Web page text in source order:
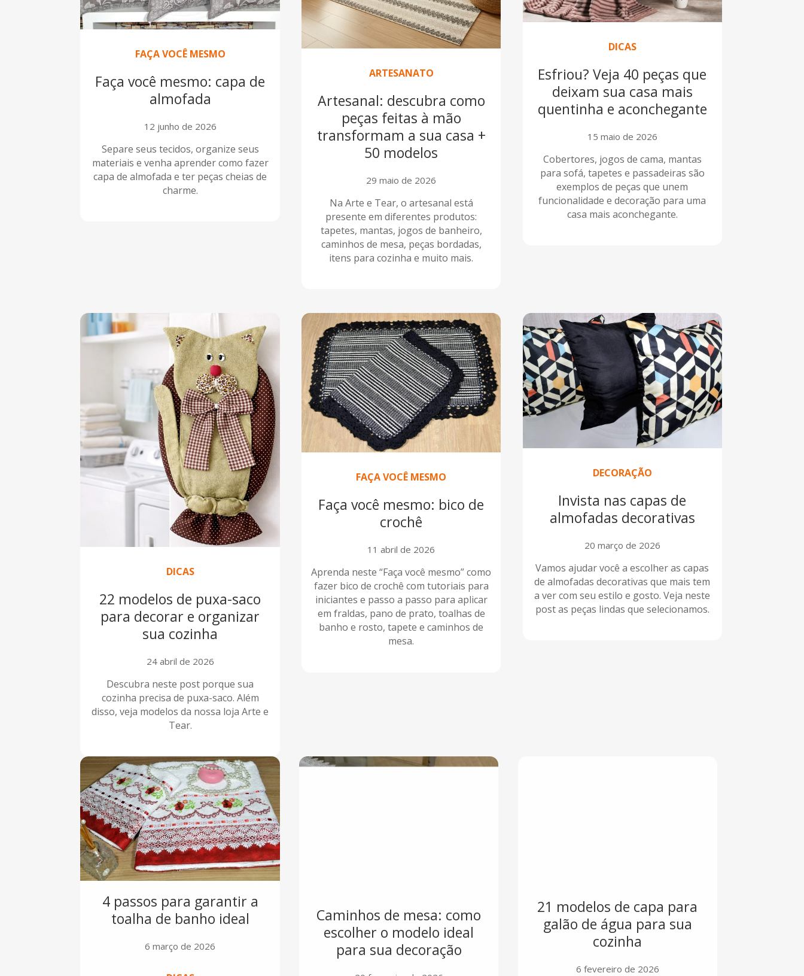
FAÇA VOCÊ MESMO
Faça você mesmo: capa de
almofada
12 junho de 2026
Separe seus tecidos, organize seus
materiais e venha aprender como fazer
capa de almofada e ter peças cheias de
charme.
ARTESANATO
Artesanal: descubra como
peças feitas à mão
transformam a sua casa +
50 modelos
29 maio de 2026
Na Arte e Tear, o artesanal está
presente em diferentes produtos:
tapetes, mantas, jogos de banheiro,
caminhos de mesa, peças bordadas,
itens para cozinha e muito mais.
DICAS
Esfriou? Veja 40 peças que
deixam sua casa mais
quentinha e aconchegante
15 maio de 2026
Cobertores, jogos de cama, mantas
para sofá, tapetes e passadeiras são
exemplos de peças que unem
funcionalidade e decoração para uma
casa mais aconchegante.
DICAS
22 modelos de puxa-saco
para decorar e organizar
sua cozinha
24 abril de 2026
Descubra neste post porque sua
cozinha precisa de puxa-saco. Além
disso, veja modelos da nossa loja Arte e
Tear.
FAÇA VOCÊ MESMO
Faça você mesmo: bico de
crochê
11 abril de 2026
Aprenda neste “Faça você mesmo” como
fazer bico de crochê com tutoriais para
iniciantes e passo a passo para aplicar
em fraldas, pano de prato, toalhas de
banho e rosto, tapete e caminhos de
mesa.
DECORAÇÃO
Invista nas capas de
almofadas decorativas
20 março de 2026
Vamos ajudar você a escolher as capas
de almofadas decorativas que mais tem
a ver com seu estilo e gosto. Veja neste
post as peças lindas que selecionamos.
4 passos para garantir a
toalha de banho ideal
6 março de 2026
Caminhos de mesa: como
escolher o modelo ideal
para sua decoração